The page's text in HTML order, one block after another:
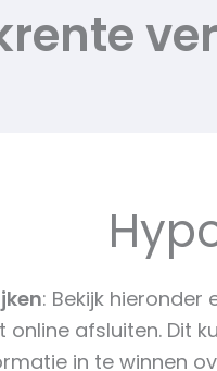
: Bekijk
afsluiten. Dit
in te winnen